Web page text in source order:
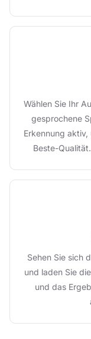
Wählen Sie Ihr
gesprochene
Erkennung
Beste-
Sehen Sie sich
und laden Sie
und das